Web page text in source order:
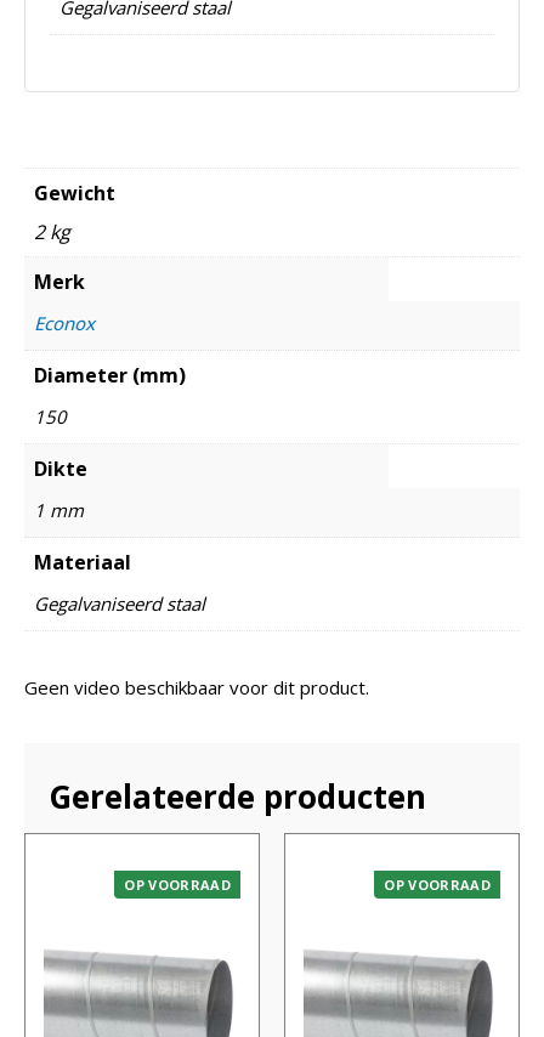
Gegalvaniseerd staal
Gewicht
2 kg
Merk
Econox
Diameter (mm)
150
Dikte
1 mm
Materiaal
Gegalvaniseerd staal
Geen video beschikbaar voor dit product.
Gerelateerde producten
OP VOORRAAD OP VOORRAAD